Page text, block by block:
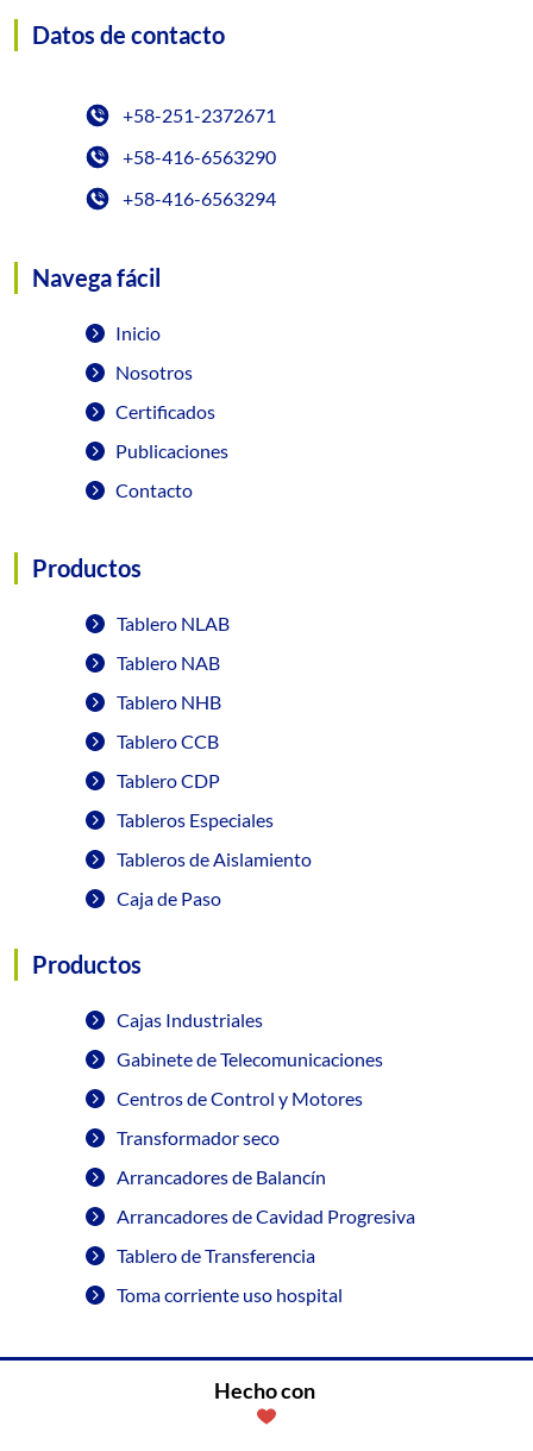
Datos de contacto
+58-251-2372671
+58-416-6563290
+58-416-6563294
Navega fácil
Inicio
Nosotros
Certificados
Publicaciones
Contacto
Productos
Tablero NLAB
Tablero NAB
Tablero NHB
Tablero CCB
Tablero CDP
Tableros Especiales
Tableros de Aislamiento
Caja de Paso
Productos
Cajas Industriales
Gabinete de Telecomunicaciones
Centros de Control y Motores
Transformador seco
Arrancadores de Balancín
Arrancadores de Cavidad Progresiva
Tablero de Transferencia
Toma corriente uso hospital
Hecho con